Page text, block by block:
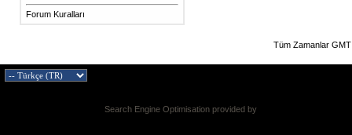
Forum Kuralları
Tüm Zamanlar
Search Engine Optimisation provided by